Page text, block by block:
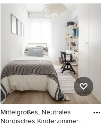
Nordisches Kinderzimmer in
Bilbao
Mittelgroßes, Neutrales
Nordisches Kinderzimmer